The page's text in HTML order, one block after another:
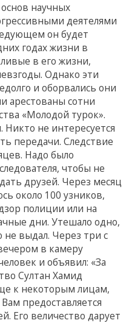
научных
деятелями
он будет
годах жизни в
в его жизни,
Однако эти
и оборвались они
арестованы сотни
«Молодой турок».
Никто не интересуется
передачи. Следствие
Надо было
чтобы не
друзей. Через месяц
около 100 узников,
полиции или на
дни. Утешало одно,
не выдал. Через три с
в камеру
и объявил: «За
Султан Хамид
к некоторым лицам,
предоставляется
Его величество дарует